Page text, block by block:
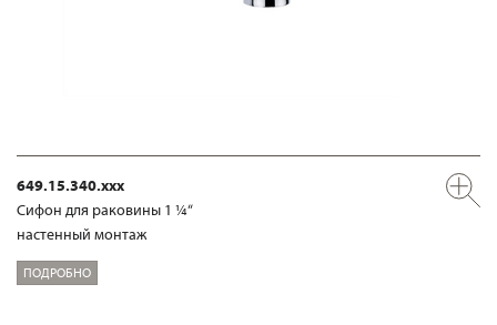
649.15.340.xxx
Сифон для раковины 1 ¼“
настенный монтаж
ПОДРОБНО